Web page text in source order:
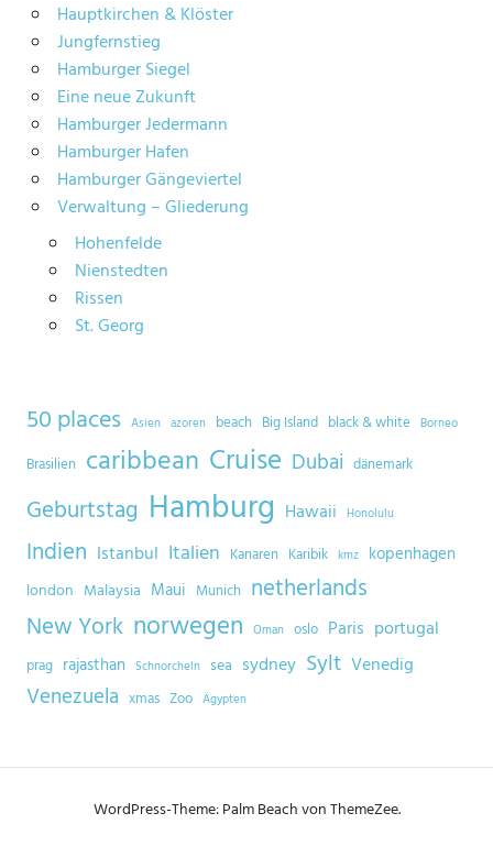
Hauptkirchen & Klöster
Jungfernstieg
Hamburger Siegel
Eine neue Zukunft
Hamburger Jedermann
Hamburger Hafen
Hamburger Gängeviertel
Verwaltung – Gliederung
Hohenfelde
Nienstedten
Rissen
St. Georg
50 places Asien azoren beach Big Island black & white Borneo
Brasilien caribbean Cruise Dubai dänemark
Geburtstag Hamburg Hawaii Honolulu
Indien Istanbul Italien Kanaren Karibik kmz kopenhagen
london Malaysia Maui Munich netherlands
New York norwegen Oman oslo Paris portugal
prag rajasthan Schnorcheln sea sydney Sylt Venedig
Venezuela xmas Zoo Ägypten
WordPress-Theme: Palm Beach von ThemeZee.